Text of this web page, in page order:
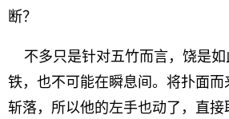
断？
不多只是针对五竹而言，饶是如
铁，也不可能在瞬息间。将扑面而
斩落，所以他的左手也动了，直接